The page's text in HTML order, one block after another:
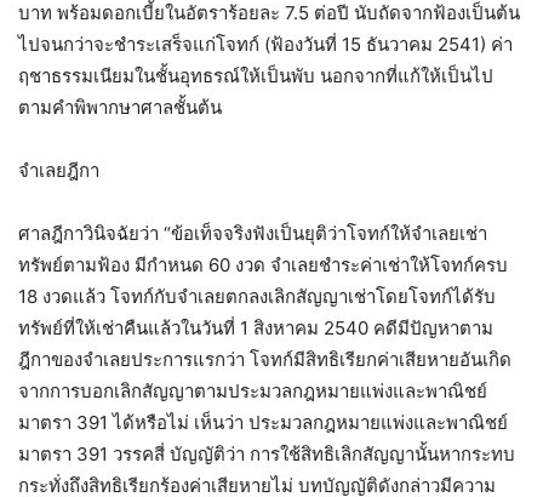
บาท พร้อมดอกเบี้ยในอัตราร้อยละ 7.5 ต่อปี นับถัดจากฟ้องเป็นต้น
ไปจนกว่าจะชำระเสร็จแก่โจทก์ (ฟ้องวันที่ 15 ธันวาคม 2541) ค่า
ฤชาธรรมเนียมในชั้นอุทธรณ์ให้เป็นพับ นอกจากที่แก้ให้เป็นไป
ตามคำพิพากษาศาลชั้นต้น
จำเลยฎีกา
ศาลฎีกาวินิจฉัยว่า “ข้อเท็จจริงฟังเป็นยุติว่าโจทก์ให้จำเลยเช่า
ทรัพย์ตามฟ้อง มีกำหนด 60 งวด จำเลยชำระค่าเช่าให้โจทก์ครบ
18 งวดแล้ว โจทก์กับจำเลยตกลงเลิกสัญญาเช่าโดยโจทก์ได้รับ
ทรัพย์ที่ให้เช่าคืนแล้วในวันที่ 1 สิงหาคม 2540 คดีมีปัญหาตาม
ฎีกาของจำเลยประการแรกว่า โจทก์มีสิทธิเรียกค่าเสียหายอันเกิด
จากการบอกเลิกสัญญาตามประมวลกฎหมายแพ่งและพาณิชย์
มาตรา 391 ได้หรือไม่ เห็นว่า ประมวลกฎหมายแพ่งและพาณิชย์
มาตรา 391 วรรคสี่ บัญญัติว่า การใช้สิทธิเลิกสัญญานั้นหากระทบ
กระทั่งถึงสิทธิเรียกร้องค่าเสียหายไม่ บทบัญญัติดังกล่าวมีความ